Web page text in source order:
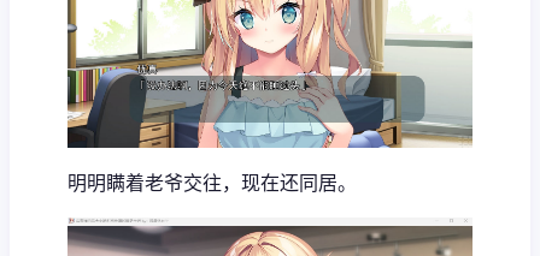
明明瞒着老爷交往，现在还同居。